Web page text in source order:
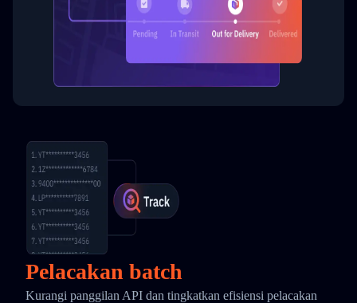
Pelacakan batch
Kurangi panggilan API dan tingkatkan efisiensi pelacakan